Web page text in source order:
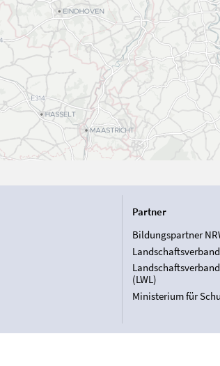
Partner
Bildungspartner
(LWL)
Ministerium für